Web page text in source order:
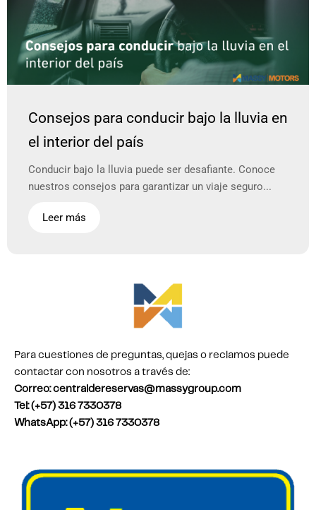
Consejos para conducir bajo la lluvia en
el interior del país
Conducir bajo la lluvia puede ser desafiante. Conoce
nuestros consejos para garantizar un viaje seguro...
Leer más
Para cuestiones de preguntas, quejas o reclamos puede
contactar con nosotros a través de:
Correo: centraldereservas@massygroup.com
Tel: (+57) 316 7330378
WhatsApp: (+57) 316 7330378